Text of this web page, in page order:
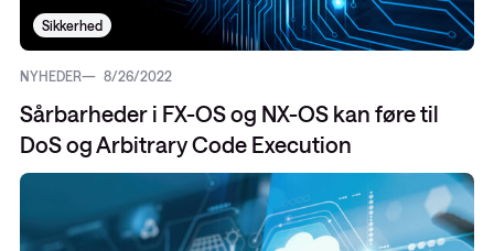
Sikkerhed
NYHEDER 8/26/2022
Sårbarheder i FX-OS og NX-OS kan føre til
DoS og Arbitrary Code Execution